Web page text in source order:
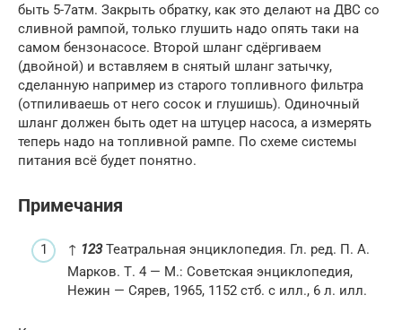
быть 5-7атм. Закрыть обратку, как это делают на ДВС со
сливной рампой, только глушить надо опять таки на
самом бензонасосе. Второй шланг сдёргиваем
(двойной) и вставляем в снятый шланг затычку,
сделанную например из старого топливного фильтра
(отпиливаешь от него сосок и глушишь). Одиночный
шланг должен быть одет на штуцер насоса, а измерять
теперь надо на топливной рампе. По схеме системы
питания всё будет понятно.
Примечания
↑ 123Театральная энциклопедия. Гл. ред. П. А.
Марков. Т. 4 — М.: Советская энциклопедия,
Нежин — Сярев, 1965, 1152 стб. с илл., 6 л. илл.